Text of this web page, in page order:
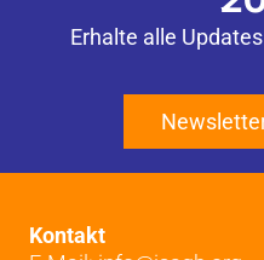
Erhalte alle
Kontakt